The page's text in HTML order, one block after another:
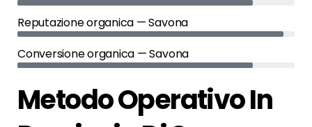
Reputazione organica — Savona
Conversione organica — Savona
Metodo Operativo In